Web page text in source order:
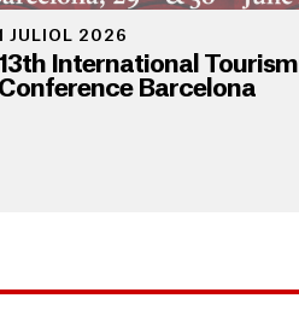
JULIOL 2026
13th International Tourism
Conference Barcelona